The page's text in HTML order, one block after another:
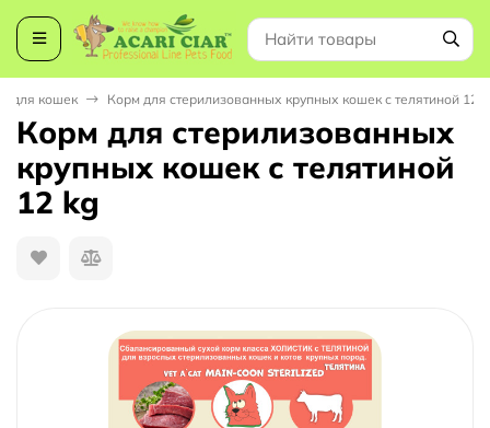
для кошек Корм для стерилизованных крупных кошек с телятиной 12
Корм для стерилизованных
крупных кошек с телятиной
12 kg